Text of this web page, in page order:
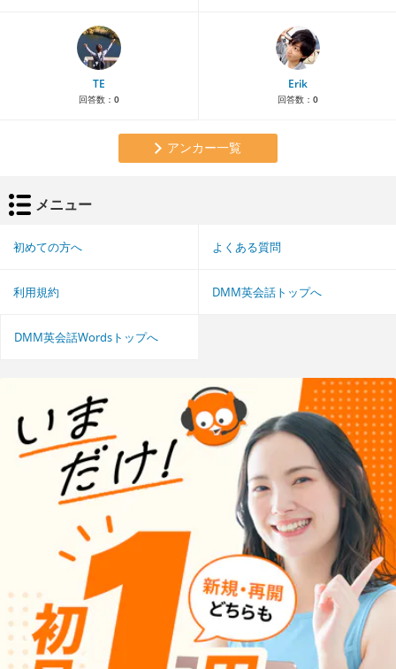
TE
回答数： 0
Erik
回答数： 0
アンカー一覧
メニュー
初めての方へ よくある質問
利用規約 DMM英会話トップへ
DMM英会話Wordsトップへ